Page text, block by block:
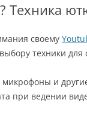
Техника
своему
техники для
микрофоны и
при ведении